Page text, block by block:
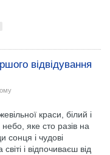
відвідування
краси, білий і
яке сто разів на
сонця і чудові
і відпочиваєш від